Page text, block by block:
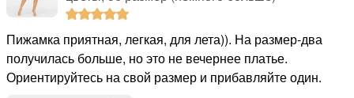
Пижамка приятная, легкая, для лета)). На размер-два
получилась больше, но это не вечернее платье.
Ориентируйтесь на свой размер и прибавляйте один.